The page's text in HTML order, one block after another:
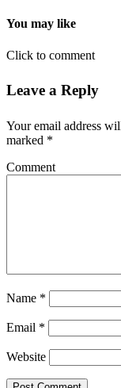
You may like
Click to comment
Leave a Reply
Your email address
marked *
Comment
Name *
Email *
Website